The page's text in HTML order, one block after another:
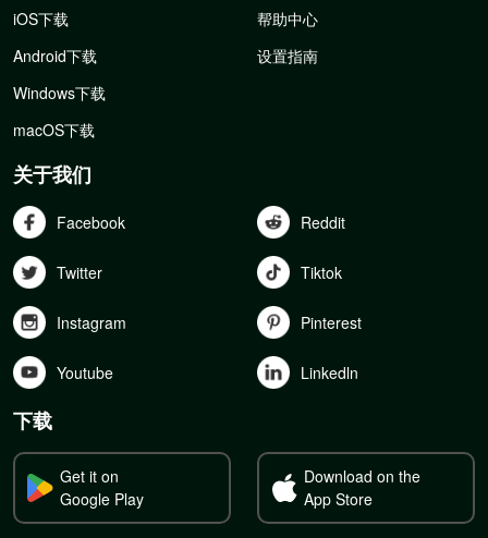
iOS下载
Android下载
Windows下载
macOS下载
帮助中心
设置指南
关于我们
Facebook Reddit
Twitter Tiktok
Instagram Pinterest
Youtube Linkedln
下载
Get it on
Google Play
Download on the
App Store